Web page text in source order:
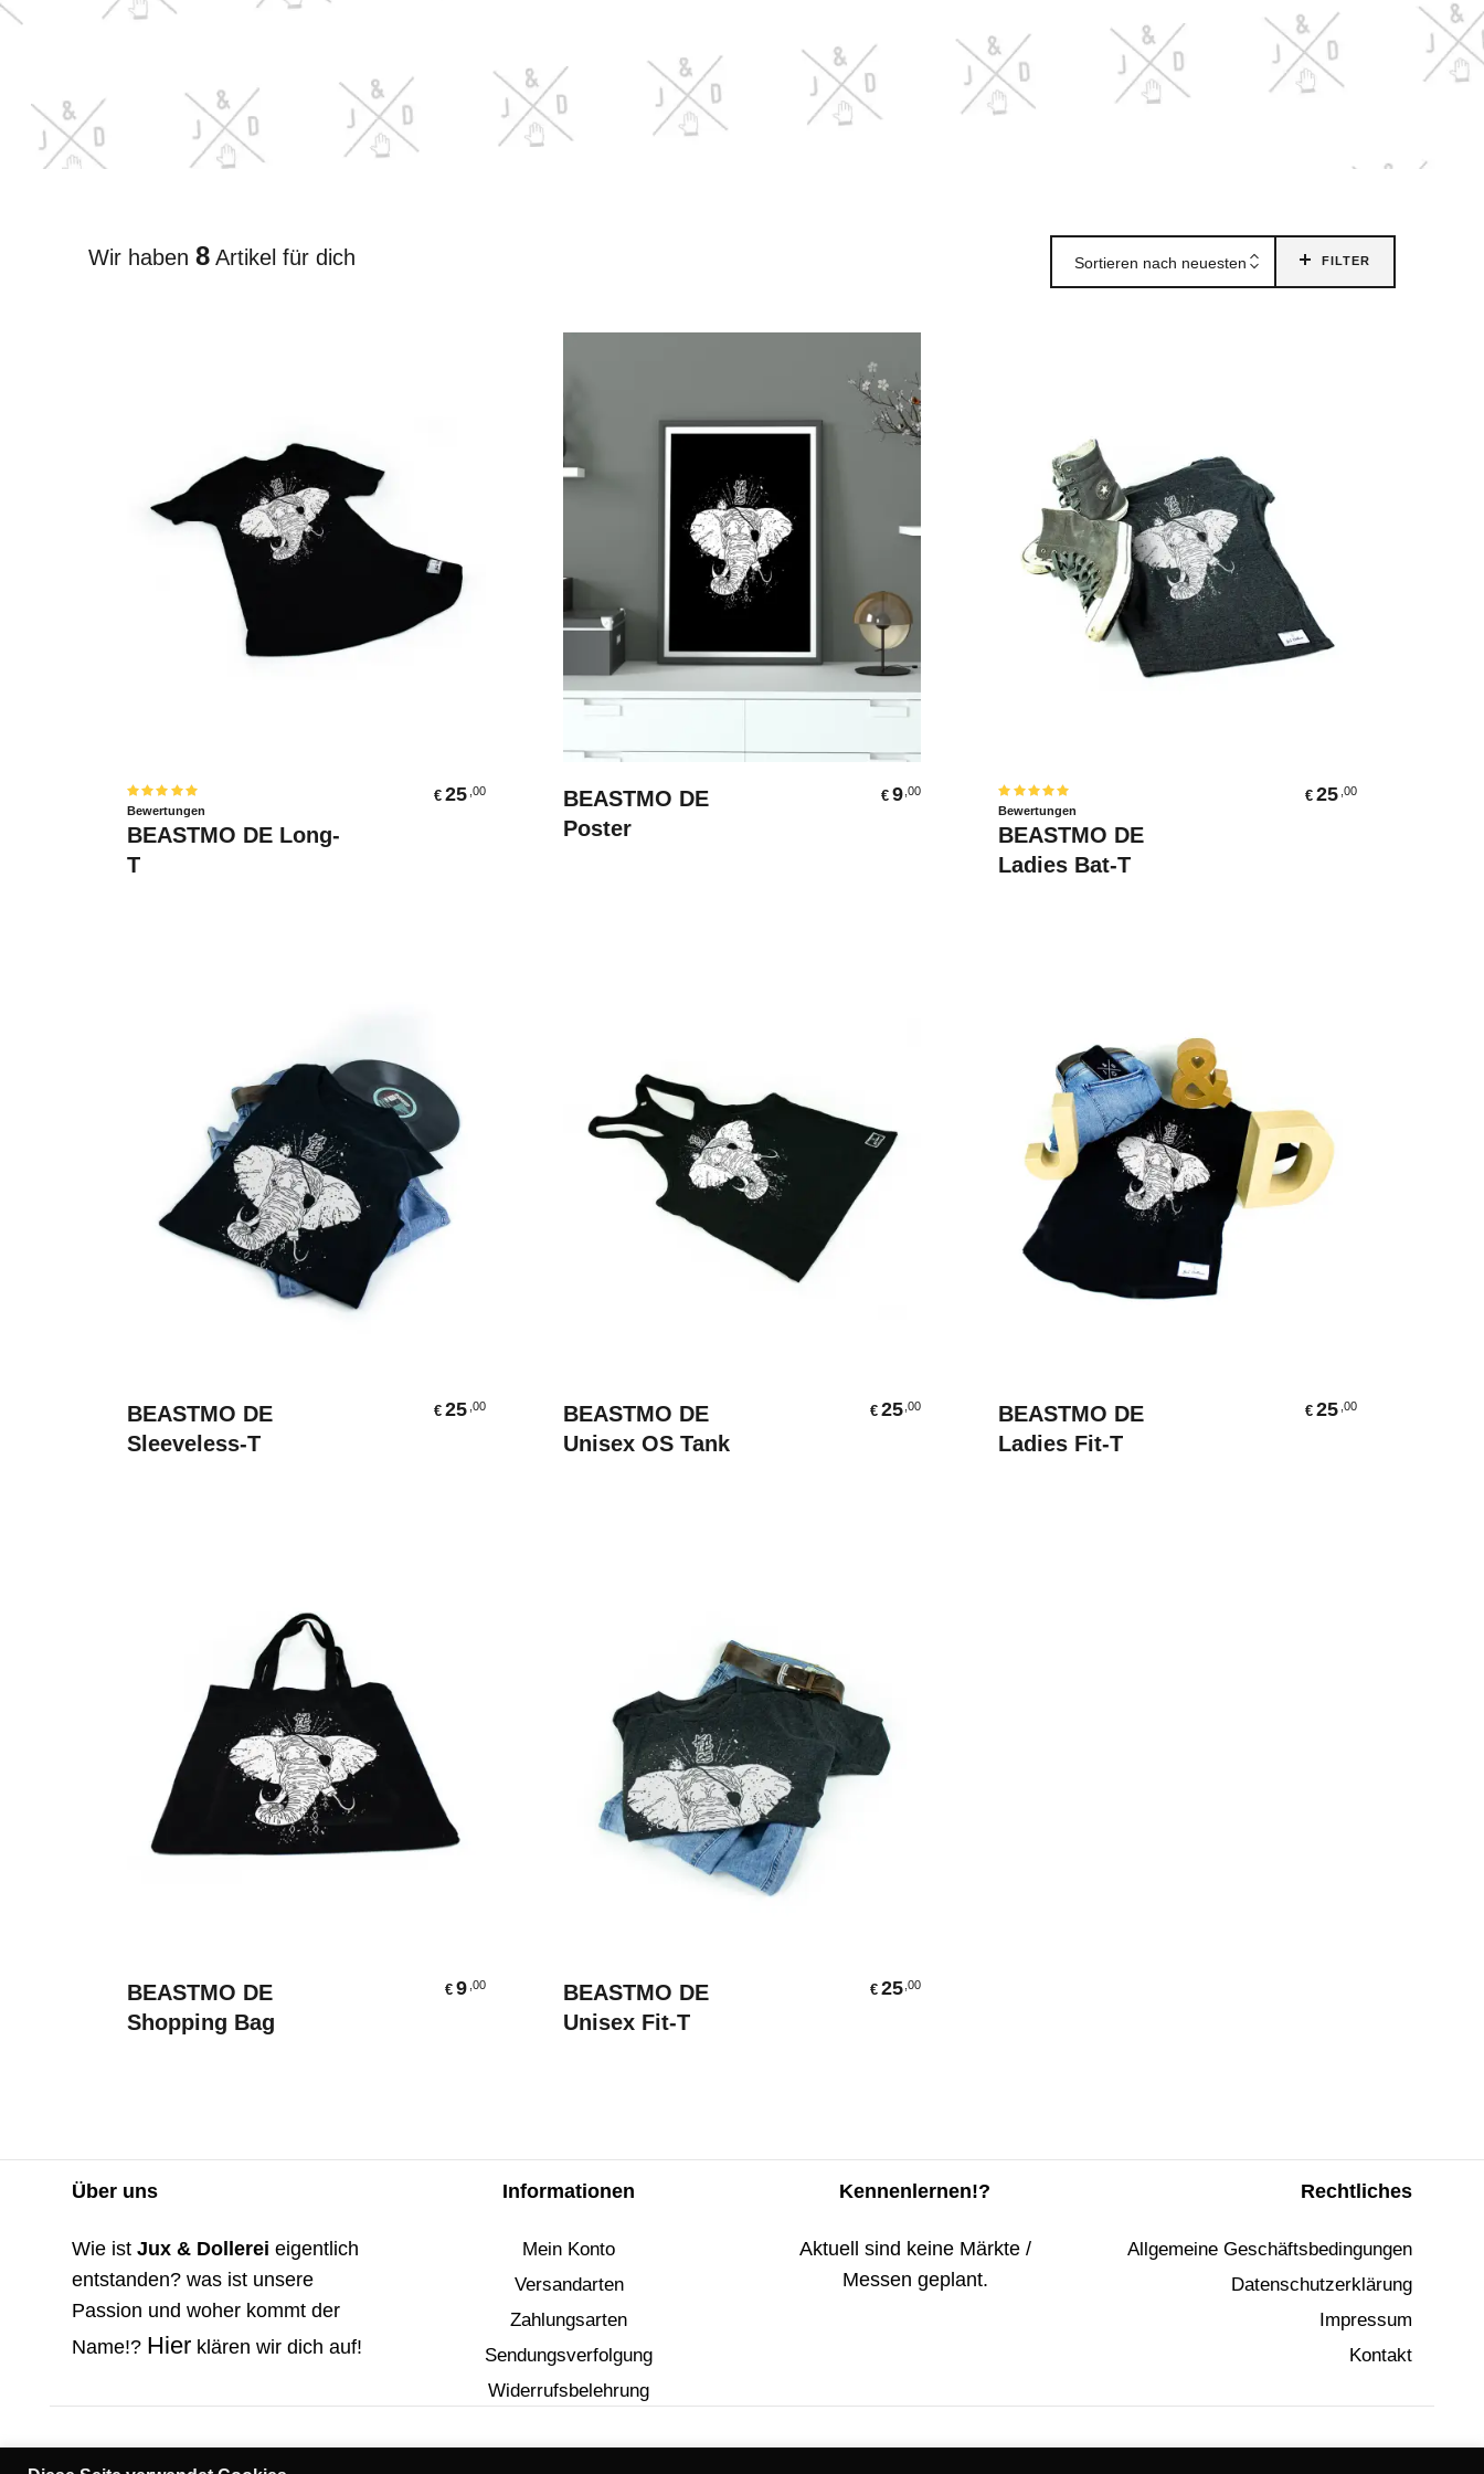
Wir haben 8 Artikel für dich Sortieren nach neuesten FILTER
Bewertet
5.00
von 5
Bewertungen
BEASTMO DE Long-
T
€ 25 ,00
BEASTMO DE
Poster
€ 9 ,00
Bewertet
5.00
von 5
Bewertungen
BEASTMO DE
Ladies Bat-T
€ 25 ,00
BEASTMO DE
Sleeveless-T
€ 25 ,00
BEASTMO DE
Unisex OS Tank
€ 25 ,00
BEASTMO DE
Ladies Fit-T
€ 25 ,00
BEASTMO DE
Shopping Bag
€ 9 ,00
BEASTMO DE
Unisex Fit-T
€ 25 ,00
Über uns
Wie ist Jux & Dollerei eigentlich
entstanden? was ist unsere
Passion und woher kommt der
Name!? Hier klären wir dich auf!
Informationen
Mein Konto
Versandarten
Zahlungsarten
Sendungsverfolgung
Widerrufsbelehrung
Kennenlernen!?
Aktuell sind keine Märkte /
Messen geplant.
Rechtliches
Allgemeine Geschäftsbedingungen
Datenschutzerklärung
Impressum
Kontakt